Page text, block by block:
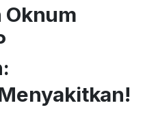
Oknum